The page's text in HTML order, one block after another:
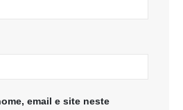
email e site neste